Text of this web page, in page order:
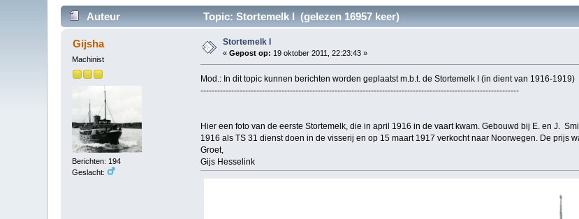
Auteur Topic: Stortemelk I (gelezen 16957 keer)
Gijsha
Machinist
Berichten: 194
Geslacht:
Stortemelk I
«Gepost op: 19 oktober 2011, 22:23:43 »
Mod.: In dit topic kunnen berichten worden geplaatst m.b.t. de Stortemelk I (in dient van 1916-1919)
------------------------------------------------------------------------------------------------------------------
Hier een foto van de eerste Stortemelk, die in april 1916 in de vaart kwam. Gebouwd bij E. en J.
1916 als TS 31 dienst doen in de visserij en op 15 maart 1917 verkocht naar Noorwegen. De prijs
Groet,
Gijs Hesselink